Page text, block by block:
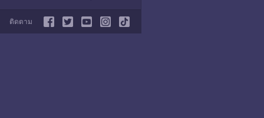
ติดตาม